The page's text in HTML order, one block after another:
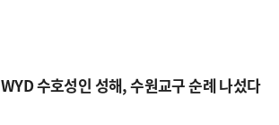
WYD 수호성인 성해, 수원교구 순례 나섰다